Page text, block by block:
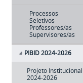
Processos
Seletivos
Professores/as
Supervisores/as
PIBID 2024-2026
Projeto Institucional
2024-2026